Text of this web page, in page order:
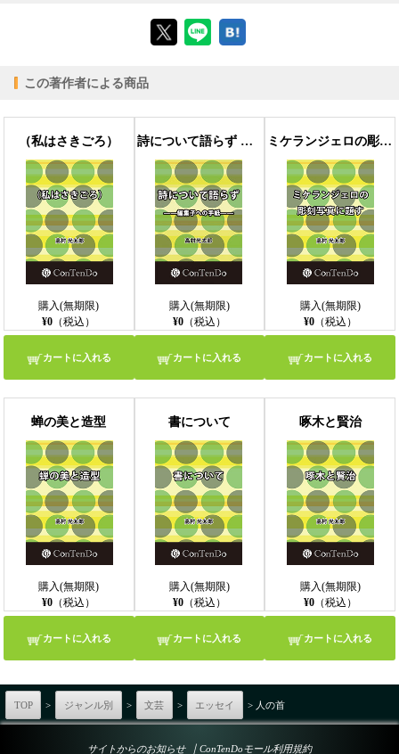
【PC版ConTenDoビューア】
【モバイルビューア】
この著作者による商品
（私はさきごろ）
購入(無期限)
¥0 （税込）
カートに入れる
詩について語らず ――編集子への手紙――
購入(無期限)
¥0（税込）
カートに入れる
ミケランジェロの彫刻写真に題す
購入(無期限)
¥0（税込）
カートに入れる
蝉の美と造型
購入(無期限)
¥0 （税込）
カートに入れる
書について
購入(無期限)
¥0（税込）
カートに入れる
啄木と賢治
購入(無期限)
¥0（税込）
カートに入れる
TOP > ジャンル別 > 文芸 > エッセイ > 人の首
サイトからのお知らせ ｜ ConTenDoモール利用規約